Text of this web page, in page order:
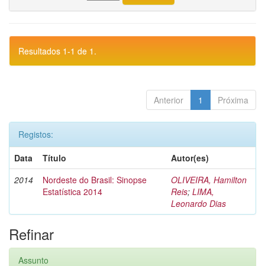
Resultados 1-1 de 1.
Anterior 1 Próxima
Registos:
Data
Título
Autor(es)
2014
Nordeste do Brasil: Sinopse
Estatística 2014
OLIVEIRA, Hamilton
Reis; LIMA,
Leonardo Dias
Refinar
Assunto